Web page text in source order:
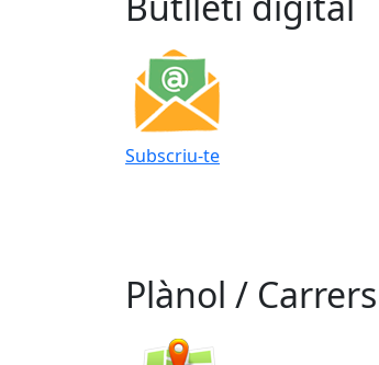
Subscriu-te
Plànol / Carrers